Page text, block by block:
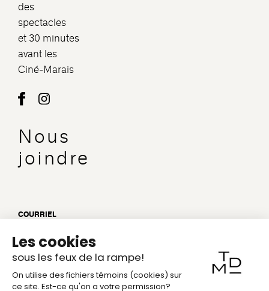
des
spectacles
et 30 minutes
avant les
Ciné-Marais
Nous
joindre
COURRIEL
ADRESSE
1121, 10e
Avenue, Val-